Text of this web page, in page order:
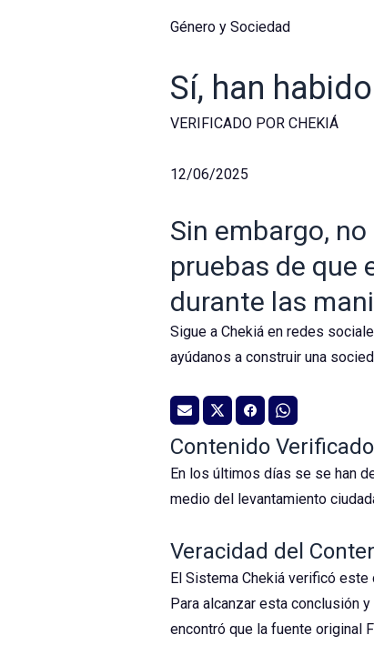
Género y Sociedad
Sí, han
VERIFICADO POR CHEKIÁ
12/06/2025
Sin embargo,
pruebas de que
durante las
Sigue a Chekiá en redes
ayúdanos a construir una
Contenido Verificado
En los últimos días se se han
medio del levantamiento
Veracidad del
El Sistema Chekiá verificó
Para alcanzar esta conclusión
encontró que la fuente original